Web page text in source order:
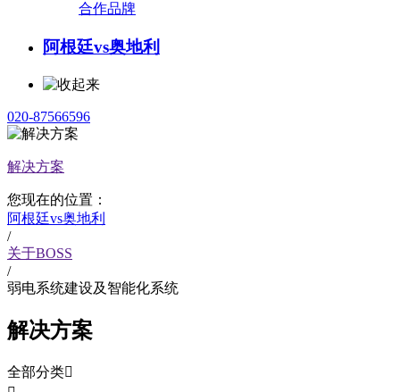
合作品牌
阿根廷vs奥地利
020-87566596
解决方案
您现在的位置：
阿根廷vs奥地利
/
关于BOSS
/
弱电系统建设及智能化系统
解决方案
全部分类